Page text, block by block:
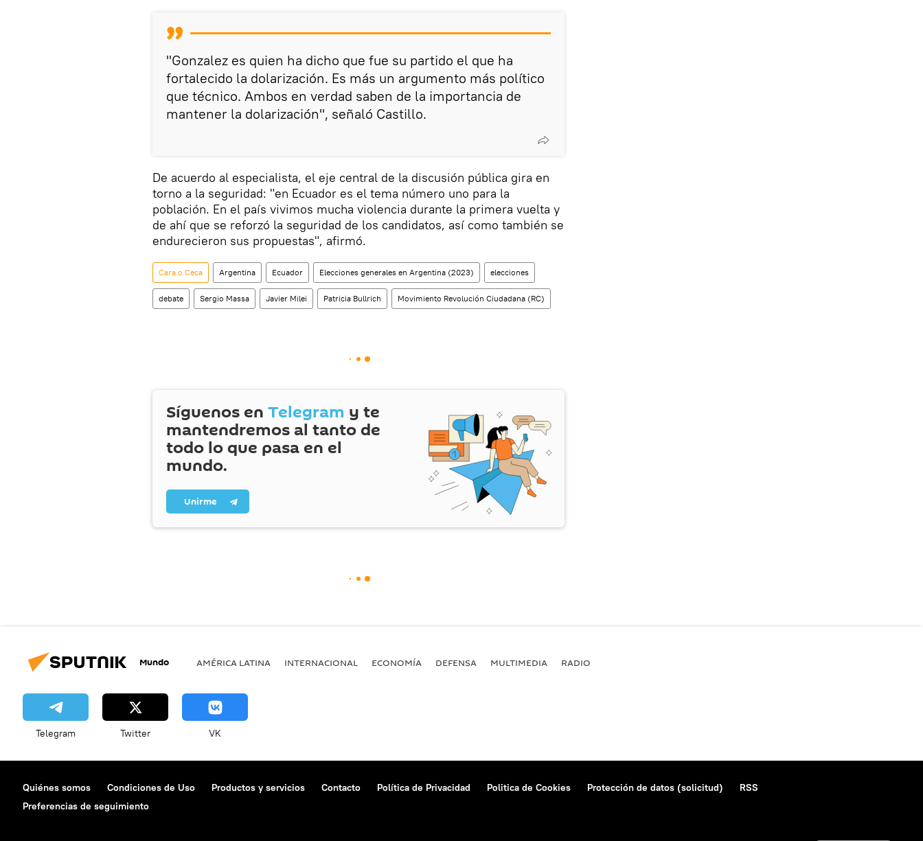
"Gonzalez es quien ha dicho que fue su partido el que ha
fortalecido la dolarización. Es más un argumento más político
que técnico. Ambos en verdad saben de la importancia de
mantener la dolarización", señaló Castillo.
De acuerdo al especialista, el eje central de la discusión pública gira en
torno a la seguridad: "en Ecuador es el tema número uno para la
población. En el país vivimos mucha violencia durante la primera vuelta y
de ahí que se reforzó la seguridad de los candidatos, así como también se
endurecieron sus propuestas", afirmó.
Cara o Ceca Argentina Ecuador Elecciones generales en Argentina (2023) elecciones
debate Sergio Massa Javier Milei Patricia Bullrich Movimiento Revolución Ciudadana (RC)
Síguenos en Telegram y te
mantendremos al tanto de
todo lo que pasa en el
mundo.
Unirme
Mundo AMÉRICA LATINA INTERNACIONAL ECONOMÍA DEFENSA MULTIMEDIA RADIO
Telegram Twitter VK
Quiénes somos Condiciones de Uso Productos y servicios Contacto Política de Privacidad Politica de Cookies Protección de datos (solicitud)
RSS
Preferencias de seguimiento